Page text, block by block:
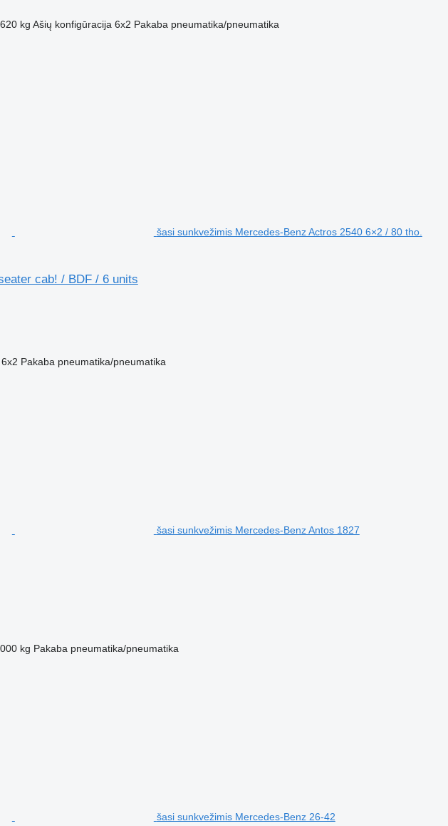
kg Ašių konfigūracija 6x2 Pakaba pneumatika/pneumatika
šasi sunkvežimis Mercedes-Benz Actros 2540 6×2 / 80 tho.
cab! / BDF / 6 units
6x2 Pakaba pneumatika/pneumatika
šasi sunkvežimis Mercedes-Benz Antos 1827
kg Pakaba pneumatika/pneumatika
šasi sunkvežimis Mercedes-Benz 26-42